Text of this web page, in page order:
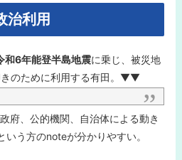
治利用
和6年能登半島地震に乗じ、被災地
のために利用する有田。▼▼
府、公的機関、自治体による動き
いう方のnoteが分かりやすい。